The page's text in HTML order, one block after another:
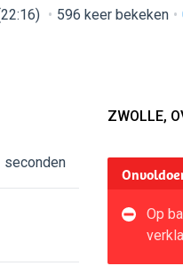
596 keer bekeken
seconden
ZWOLLE,
Op